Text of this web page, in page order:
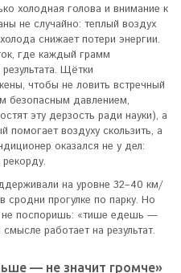
холодная голова и внимание к
не случайно: теплый воздух
снижает потери энергии.
где каждый грамм
Щётки
чтобы не ловить встречный
безопасным давлением,
эту дерзость ради науки), а
помогает воздуху скользить, а
оказался не у дел:
на уровне 32–40 км/
прогулке по парку. Но
не поспоришь: «тише едешь —
работает на результат.
— не значит громче»